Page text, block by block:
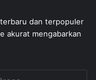
dan terpopuler
akurat mengabarkan